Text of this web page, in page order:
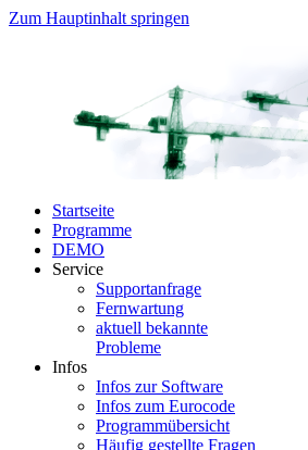
Zum Hauptinhalt springen
Startseite
Programme
DEMO
Service
Supportanfrage
Fernwartung
aktuell bekannte
Probleme
Infos
Infos zur Software
Infos zum Eurocode
Programmübersicht
Häufig gestellte Fragen